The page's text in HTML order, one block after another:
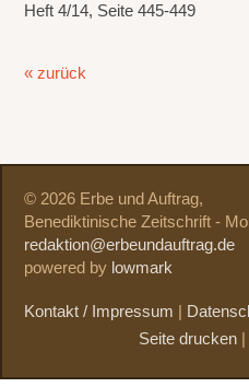
Heft 4/14, Seite 445-449
« zurück
© 2026 Erbe und Auftrag,
Benediktinische Zeitschrift -
redaktion@erbeundauftrag.de
powered by lowmark
Kontakt / Impressum
Seite drucken